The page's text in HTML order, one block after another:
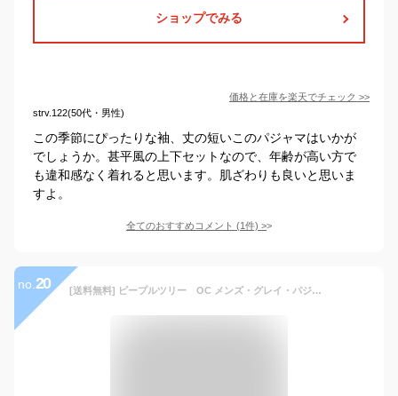
ショップでみる
価格と在庫を楽天でチェック >>
strv.122(50代・男性)
この季節にぴったりな袖、丈の短いこのパジャマはいかが
でしょうか。甚平風の上下セットなので、年齢が高い方で
も違和感なく着れると思います。肌ざわりも良いと思いま
すよ。
全てのおすすめコメント (1件) >
no. 20 [送料無料] ピープルツリー OC メンズ・グレイ・パジャマM (フェアトレード)